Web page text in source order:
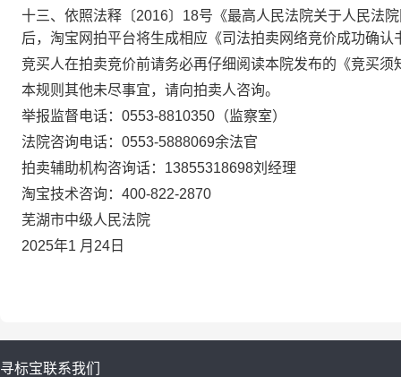
十三、依照法释〔2016〕 18号《最高人民法院关于人民法
后，淘宝网拍平台将生成相应《司法拍卖网络竞价成功确
竞买人在拍卖竞价前请务必再仔细阅读本院发布的《竞买须
本规则其他未尽事宜，请向拍卖人咨询。
举报监督电话： 0553-8810350 （监察室）
法院咨询电话： 0553-5888069余法官
拍卖辅助机构咨询话： 13855318698刘经理
淘宝技术咨询： 400-822-2870
芜湖市中级人民法院
2025年1 月 24 日
寻标宝联系我们